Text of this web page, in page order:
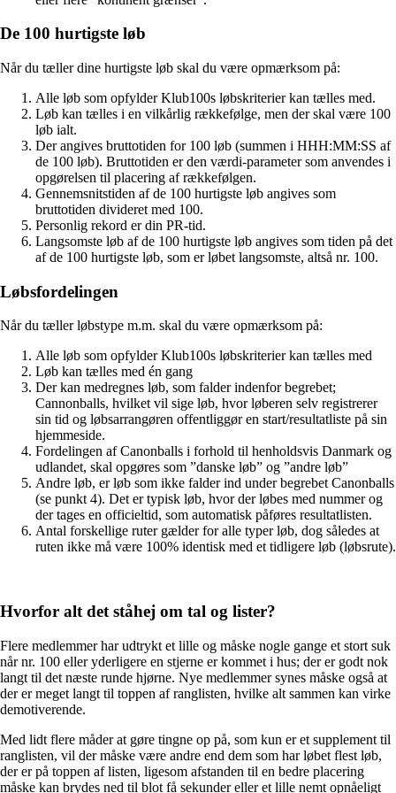
De 100 hurtigste løb
Når du tæller dine hurtigste løb skal du være opmærksom på:
Alle løb som opfylder Klub100s løbskriterier kan tælles med.
Løb kan tælles i en vilkårlig rækkefølge, men der skal være 100
løb ialt.
Der angives bruttotiden for 100 løb (summen i HHH:MM:SS af
de 100 løb). Bruttotiden er den værdi-parameter som anvendes i
opgørelsen til placering af rækkefølgen.
Gennemsnitstiden af de 100 hurtigste løb angives som
bruttotiden divideret med 100.
Personlig rekord er din PR-tid.
Langsomste løb af de 100 hurtigste løb angives som tiden på det
af de 100 hurtigste løb, som er løbet langsomste, altså nr. 100.
Løbsfordelingen
Når du tæller løbstype m.m. skal du være opmærksom på:
Alle løb som opfylder Klub100s løbskriterier kan tælles med
Løb kan tælles med én gang
Der kan medregnes løb, som falder indenfor begrebet;
Cannonballs, hvilket vil sige løb, hvor løberen selv registrerer
sin tid og løbsarrangøren offentliggør en start/resultatliste på sin
hjemmeside.
Fordelingen af Canonballs i forhold til henholdsvis Danmark og
udlandet, skal opgøres som ”danske løb” og ”andre løb”
Andre løb, er løb som ikke falder ind under begrebet Canonballs
(se punkt 4). Det er typisk løb, hvor der løbes med nummer og
der tages en officieltid, som automatisk påføres resultatlisten.
Antal forskellige ruter gælder for alle typer løb, dog således at
ruten ikke må være 100% identisk med et tidligere løb (løbsrute).
Hvorfor alt det ståhej om tal og lister?
Flere medlemmer har udtrykt et lille og måske nogle gange et stort suk
når nr. 100 eller yderligere en stjerne er kommet i hus; der er godt nok
langt til det næste runde hjørne. Nye medlemmer synes måske også at
der er meget langt til toppen af ranglisten, hvilke alt sammen kan virke
demotiverende.
Med lidt flere måder at gøre tingne op på, som kun er et supplement til
ranglisten, vil der måske være andre end dem som har løbet flest løb,
der er på toppen af listen, ligesom afstanden til en bedre placering
måske kan brydes ned til blot få sekunder eller et lille nemt opnåeligt